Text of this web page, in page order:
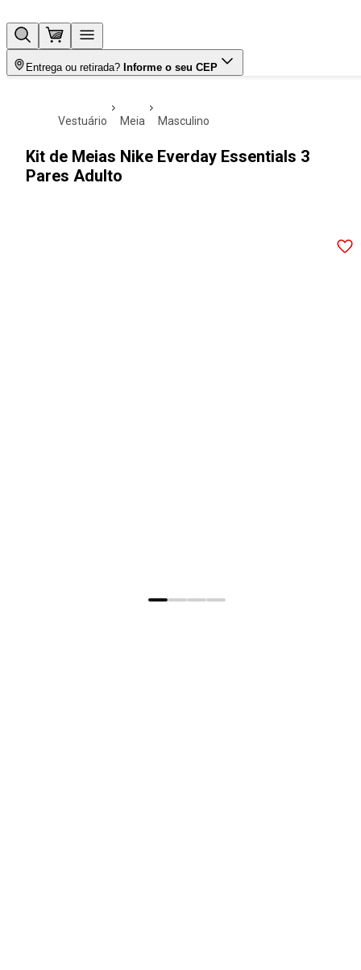
Entrega ou retirada? Informe o seu CEP
vestuário meia masculino
Kit de Meias Nike Everday Essentials 3
Pares Adulto